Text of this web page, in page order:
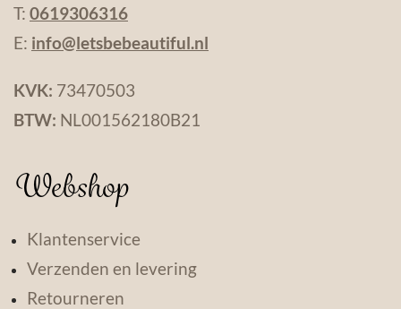
T: 0619306316
E: info@letsbebeautiful.nl
KVK: 73470503
BTW: NL001562180B21
Webshop
Klantenservice
Verzenden en levering
Retourneren